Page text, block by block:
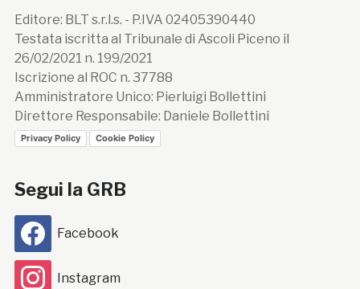
Editore: BLT s.r.l.s. - P.IVA 02405390440
Testata iscritta al Tribunale di Ascoli Piceno il
26/02/2021 n. 199/2021
Iscrizione al ROC n. 37788
Amministratore Unico: Pierluigi Bollettini
Direttore Responsabile: Daniele Bollettini
Privacy Policy Cookie Policy
Segui la GRB
Facebook
Instagram